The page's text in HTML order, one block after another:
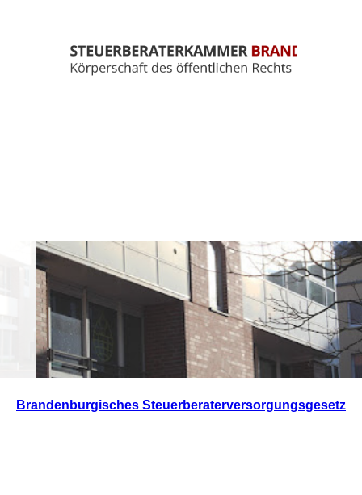
Brandenburgisches Steuerberaterversorgungsgesetz